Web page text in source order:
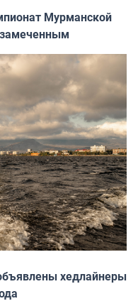
Мурманской
хедлайнеры